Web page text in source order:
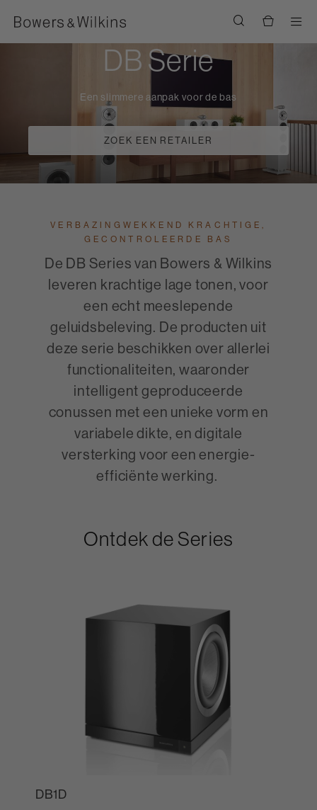
DB Serie
Een slimmere aanpak voor de bas
ZOEK EEN RETAILER
VERBAZINGWEKKEND KRACHTIGE,
GECONTROLEERDE BAS
De DB Series van Bowers & Wilkins
leveren krachtige lage tonen, voor
een echt meeslepende
geluidsbeleving. De producten uit
deze serie beschikken over allerlei
functionaliteiten, waaronder
intelligent geproduceerde
conussen met een unieke vorm en
variabele dikte, en digitale
versterking voor een energie-
efficiënte werking.
Ontdek de Series
DB1D